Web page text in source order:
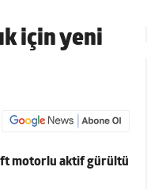
için yeni
motorlu aktif gürültü